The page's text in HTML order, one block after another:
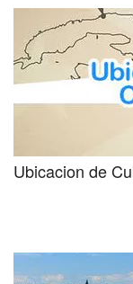
Ubicacion de